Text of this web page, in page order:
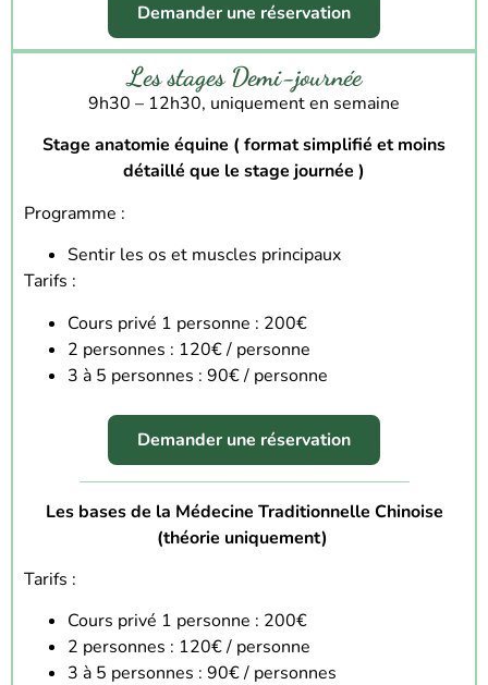
Demander une réservation
Les stages Demi-journée
9h30 – 12h30, uniquement en semaine
Stage anatomie équine ( formatsimplifié et moins
détaillé que le stagejournée )
Programme :
Sentir les os et muscles principaux
Tarifs :
Cours privé 1 personne : 200€
2 personnes : 120€ / personne
3 à 5 personnes : 90€ / personne
Demander une réservation
Les bases de la Médecine Traditionnelle Chinoise
(théorie uniquement)
Tarifs :
Cours privé 1 personne : 200€
2 personnes : 120€ / personne
3 à 5 personnes : 90€ / personnes